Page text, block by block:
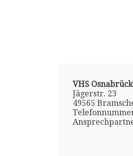
VHS
Jägerstr. 23
49565